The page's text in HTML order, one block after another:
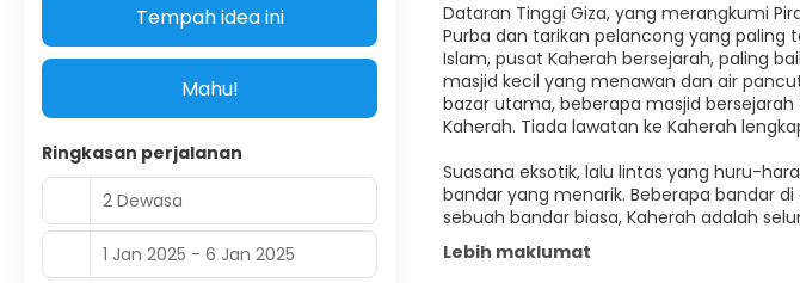
Dataran Tinggi Giza, yang merangkumi
Purba dan tarikan pelancong yang
Islam, pusat Kaherah bersejarah, paling
masjid kecil yang menawan dan air
bazar utama, beberapa masjid
Kaherah. Tiada lawatan ke Kaherah
Suasana eksotik, lalu lintas yang huru-
bandar yang menarik. Beberapa bandar
sebuah bandar biasa, Kaherah adalah
Lebih maklumat
Tempah idea ini
Mahu!
Ringkasan perjalanan
2 Dewasa
1 Jan 2025 - 6 Jan 2025